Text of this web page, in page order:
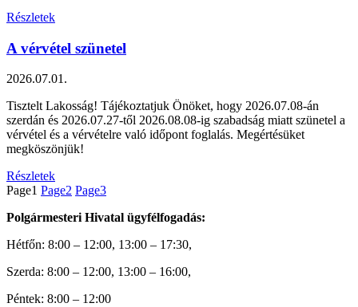
Részletek
A vérvétel szünetel
2026.07.01.
Tisztelt Lakosság! Tájékoztatjuk Önöket, hogy 2026.07.08-án
szerdán és 2026.07.27-től 2026.08.08-ig szabadság miatt szünetel a
vérvétel és a vérvételre való időpont foglalás. Megértésüket
megköszönjük!
Részletek
Page1 Page2 Page3
Polgármesteri Hivatal ügyfélfogadás:
Hétfőn: 8:00 – 12:00, 13:00 – 17:30,
Szerda: 8:00 – 12:00, 13:00 – 16:00,
Péntek: 8:00 – 12:00